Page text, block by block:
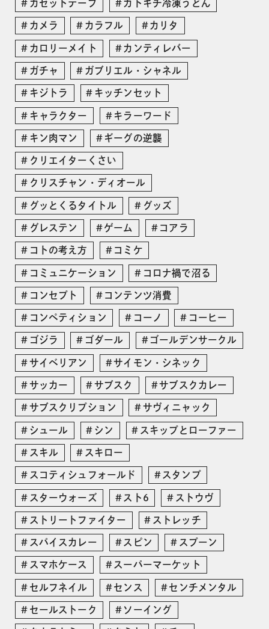
カセットテープ カトキチ冷凍うどん
カメラ カラフル カリタ
カロリーメイト カンティレバー
ガチャ ガブリエル・シャネル
キジトラ キッチンセット
キャラクター キラーワード
キン肉マン ギーグの逆襲
クリエイターくさい
クリスチャン・ディオール
グッとくるタイトル グッズ
グレステン ゲーム コアラ
コトの考え方 コミケ
コミュニケーション コロナ禍で沼る
コンセプト コンテンツ消費
コンペティション コーノ コーヒー
ゴジラ ゴダール ゴールデンサークル
サイベリアン サイモン・シネック
サッカー サブスク サブスクカレー
サブスクリプション サヴィニャック
シュール シン スキップとローファー
スキル スキロー
スコティシュフォールド スタンプ
スターウォーズ スト6 ストウヴ
ストリートファイター ストレッチ
スパイスカレー スピン スプーン
スマホケース スーパーマーケット
セルフネイル センス センチメンタル
セールストーク ソーイング